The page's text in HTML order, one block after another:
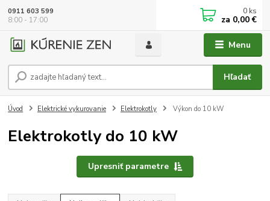
Menu
Hľadať
0911 603 599
8:00 - 17:00
0 ks
za 0,00 €
Úvod Elektrické vykurovanie Elektrokotly Výkon do 10 kW
Elektrokotly do 10 kW
Upresniť parametre